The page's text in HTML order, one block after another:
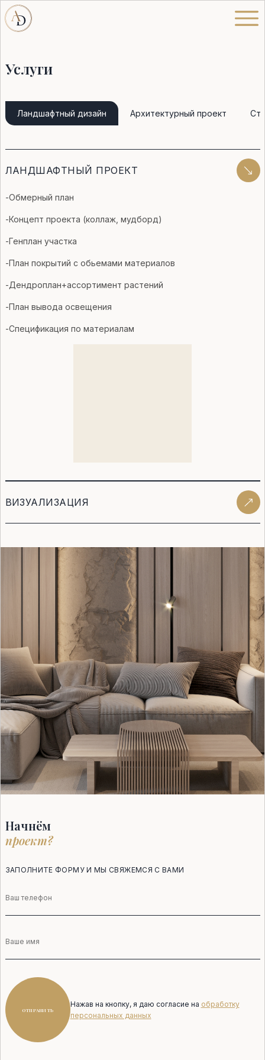
Услуги
Ландшафтный дизайн Архитектурный проект
ЛАНДШАФТНЫЙ ПРОЕКТ
-Обмерный план
-Концепт проекта (коллаж, мудборд)
-Генплан участка
-План покрытий с обьемами материалов
-Дендроплан+ассортимент растений
-План вывода освещения
-Спецификация по материалам
ВИЗУАЛИЗАЦИЯ
Начнём
проект?
ЗАПОЛНИТЕ ФОРМУ И МЫ СВЯЖЕМСЯ С ВАМИ
Телефон
Имя
ОТПРАВИТЬ
Нажав на кнопку, я даю согласие на обработку
персональных данных